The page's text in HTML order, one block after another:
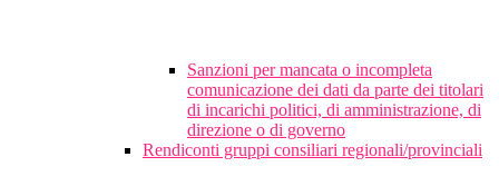
Sanzioni per mancata o incompleta
comunicazione dei dati da parte dei titolari
di incarichi politici, di amministrazione, di
direzione o di governo
Rendiconti gruppi consiliari regionali/provinciali